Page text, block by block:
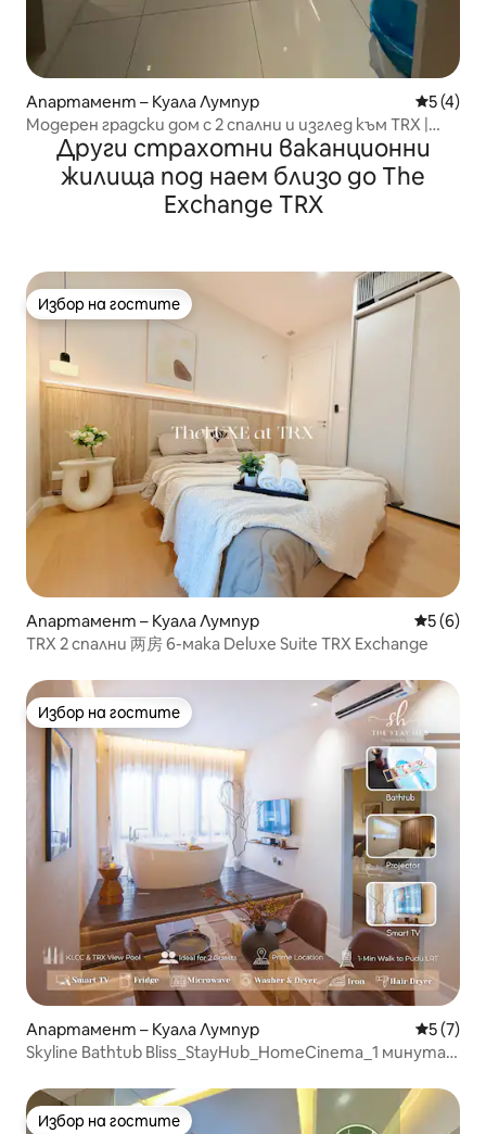
Апартамент – Куала Лумпур Средна
5 (4)
Модерен градски дом с 2 спални и изглед към TRX |
Близо до павилиона
Други страхотни ваканционни
жилища под наем близо до The
Exchange TRX
Избор на гостите
Избор на гостите
Апартамент – Куала Лумпур Средна
5 (6)
TRX 2 спални 两房 6-мака Deluxe Suite TRX Exchange
Избор на гостите
Избор на гостите
Апартамент – Куала Лумпур Средна
5 (7)
Skyline Bathtub Bliss_StayHub_HomeCinema_1 минута
Избор на гостите